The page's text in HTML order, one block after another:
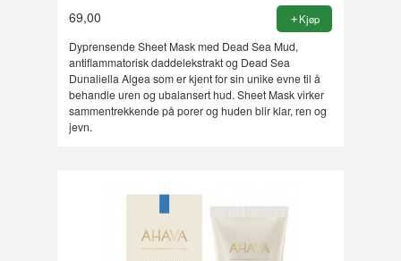
69,00 Kjøp
Dyprensende Sheet Mask med Dead Sea Mud,
antiflammatorisk daddelekstrakt og Dead Sea
Dunaliella Algea som er kjent for sin unike evne til å
behandle uren og ubalansert hud. Sheet Mask virker
sammentrekkende på porer og huden blir klar, ren og
jevn.